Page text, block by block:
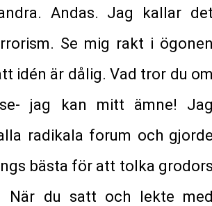
Andas. Jag kallar
Se mig rakt i
idén är dålig. Vad tror du
jag kan mitt ämne!
radikala forum och
bästa för att tolka
När du satt och lekte